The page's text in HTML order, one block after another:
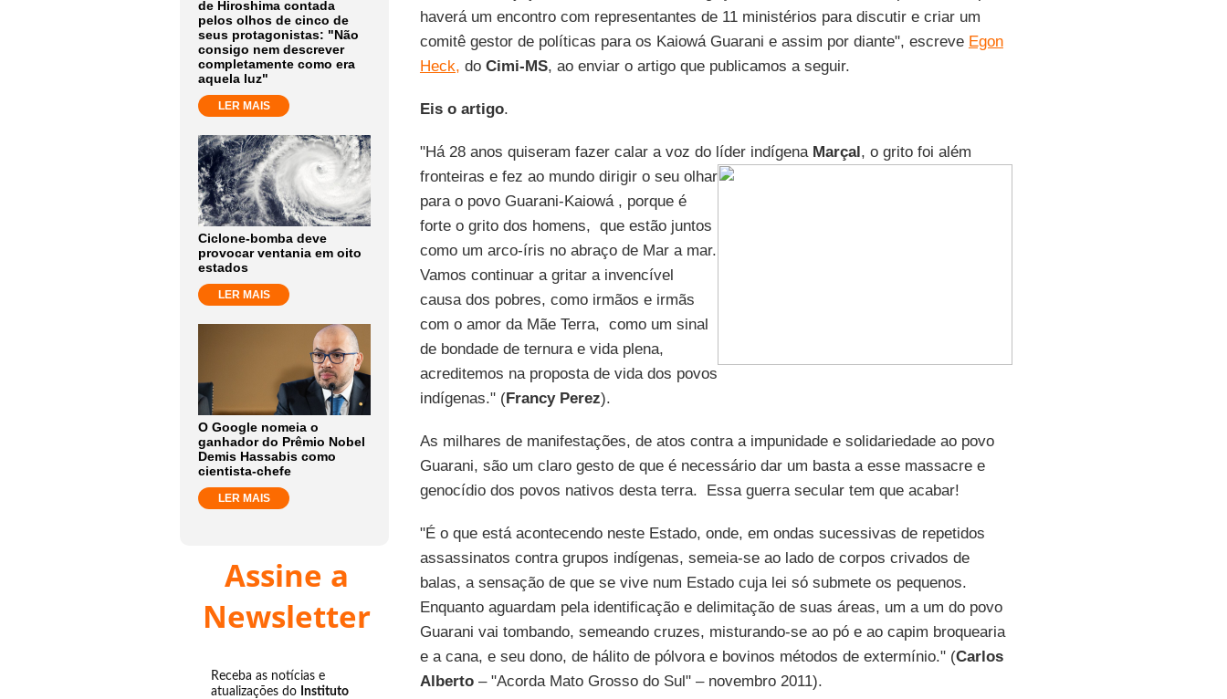
de Hiroshima contada
pelos olhos de cinco de
seus protagonistas: "Não
consigo nem descrever
completamente como era
aquela luz"
LER MAIS
Ciclone-bomba deve
provocar ventania em oito
estados
LER MAIS
O Google nomeia o
ganhador do Prêmio Nobel
Demis Hassabis como
cientista-chefe
LER MAIS
Assine a
Newsletter
Receba as notícias e
atualizações do Instituto
haverá um encontro com representantes de 11 ministérios para discutir e criar um
comitê gestor de políticas para os Kaiowá Guarani e assim por diante", escreve Egon
Heck, do Cimi-MS, ao enviar o artigo que publicamos a seguir.
Eis o artigo.
"Há 28 anos quiseram fazer calar a voz do líder indígena Marçal, o grito foi além
fronteiras e fez ao mundo dirigir oseu olhar
para o povo Guarani-Kaiowá , porque é
forte o grito dos homens, que estão juntos
como um arco-íris no abraço de Mar a mar.
Vamos continuar a gritar a invencível
causa dos pobres, como irmãos e irmãs
com o amor da Mãe Terra, como um sinal
de bondade de ternura e vida plena,
acreditemos na proposta de vida dos povos
indígenas." (Francy Perez).
As milhares de manifestações, de atos contra a impunidade e solidariedade ao povo
Guarani, são um claro gesto de que é necessário dar um basta a esse massacre e
genocídio dos povos nativos desta terra. Essa guerra secular tem que acabar!
"É o que está acontecendo neste Estado, onde, em ondas sucessivas de repetidos
assassinatos contra grupos indígenas, semeia-se ao lado de corpos crivados de
balas, a sensação de que se vive num Estado cuja lei só submete os pequenos.
Enquanto aguardam pela identificação e delimitação de suas áreas, um a um do povo
Guarani vai tombando, semeando cruzes, misturando-se ao pó e ao capim broquearia
e a cana, e seu dono, de hálito de pólvora e bovinos métodos de extermínio." (Carlos
Alberto– "Acorda Mato Grosso do Sul" – novembro 2011).